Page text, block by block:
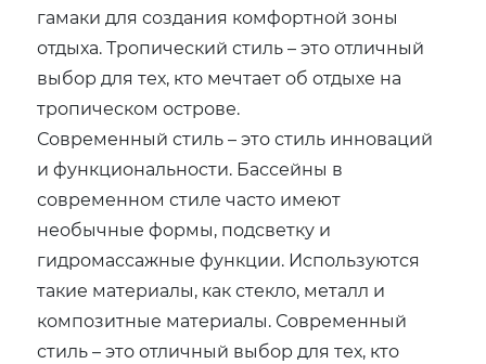
гамаки для создания комфортной зоны
отдыха. Тропический стиль – это отличный
выбор для тех, кто мечтает об отдыхе на
тропическом острове.
Современный стиль – это стиль инноваций
и функциональности. Бассейны в
современном стиле часто имеют
необычные формы, подсветку и
гидромассажные функции. Используются
такие материалы, как стекло, металл и
композитные материалы. Современный
стиль – это отличный выбор для тех, кто